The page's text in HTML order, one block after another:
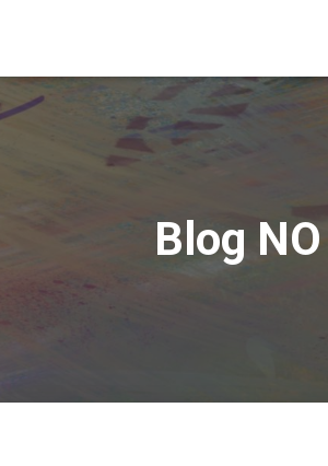
Blog NO